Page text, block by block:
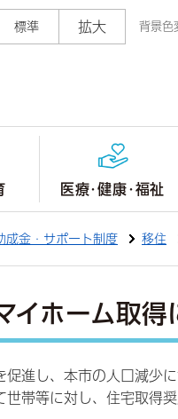
標準 拡大 背景色
医療・健康・福祉
成金・サポート制度 移住
イホーム取
進し、本市の人口減少
帯等に対し、住宅取得奨